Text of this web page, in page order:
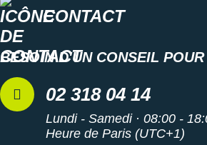
CONTACT
BESOIN D'UN CONSEIL
02 318 04 14
Lundi - Samedi · 08:00 -
Heure de Paris (UTC+1)